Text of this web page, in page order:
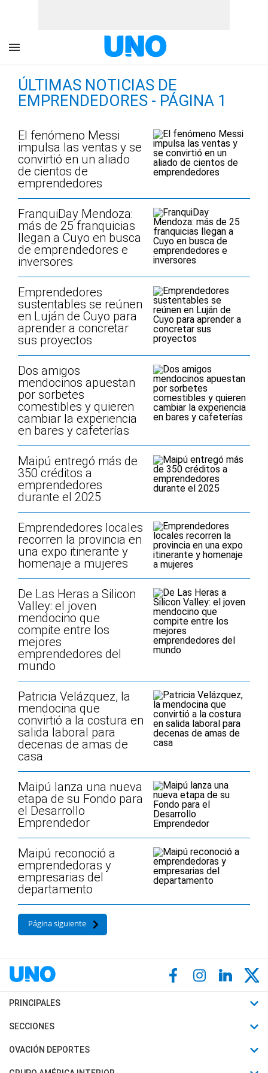
ÚLTIMAS NOTICIAS DE
EMPRENDEDORES - PÁGINA 1
El fenómeno Messi
impulsa las ventas y se
convirtió en un aliado
de cientos de
emprendedores
FranquiDay Mendoza:
más de 25 franquicias
llegan a Cuyo en busca
de emprendedores e
inversores
Emprendedores
sustentables se reúnen
en Luján de Cuyo para
aprender a concretar
sus proyectos
Dos amigos
mendocinos apuestan
por sorbetes
comestibles y quieren
cambiar la experiencia
en bares y cafeterías
Maipú entregó más de
350 créditos a
emprendedores
durante el 2025
Emprendedores locales
recorren la provincia en
una expo itinerante y
homenaje a mujeres
De Las Heras a Silicon
Valley: el joven
mendocino que
compite entre los
mejores
emprendedores del
mundo
Patricia Velázquez, la
mendocina que
convirtió a la costura en
salida laboral para
decenas de amas de
casa
Maipú lanza una nueva
etapa de su Fondo para
el Desarrollo
Emprendedor
Maipú reconoció a
emprendedoras y
empresarias del
departamento
Página siguiente
PRINCIPALES
Últimas Noticias
Política
SECCIONES
Horóscopo
Motores
OVACIÓN DEPORTES